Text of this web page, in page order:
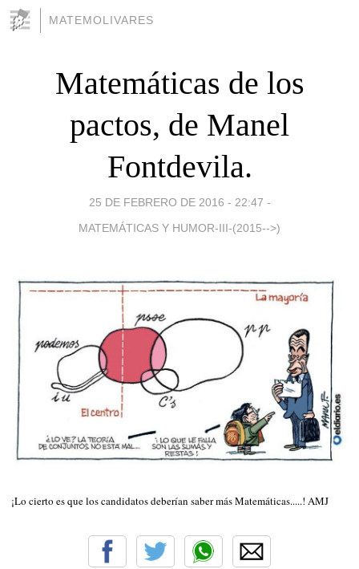
MATEMOLIVARES
Matemáticas de los
pactos, de Manel
Fontdevila.
25 DE FEBRERO DE 2016 - 22:47 -
MATEMÁTICAS Y HUMOR-III-(2015-->)
¡Lo cierto es que los candidatos deberían saber más Matemáticas.....! AMJ